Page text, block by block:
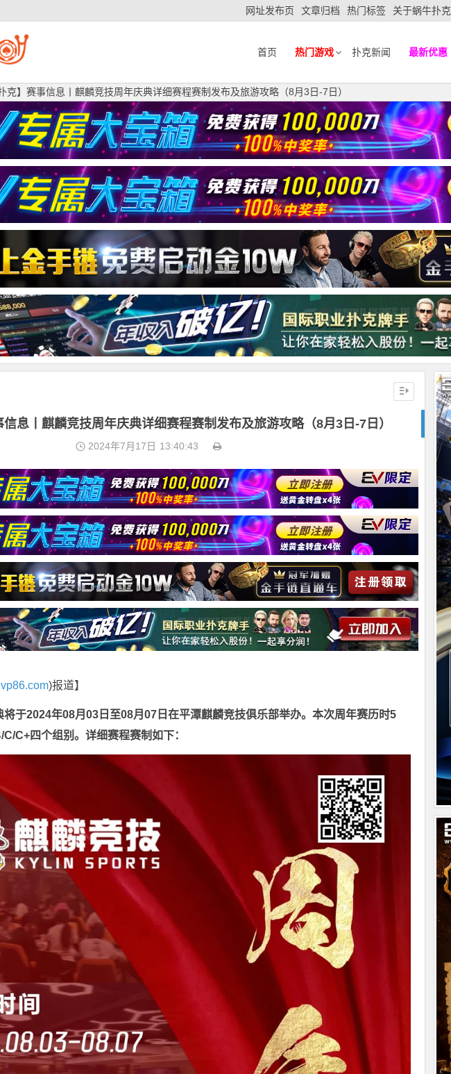
网址发布页 文章归档 热门标签 关于蜗牛扑克
首页 热门游戏 扑克新闻 最新优惠
扑克】赛事信息丨麒麟竞技周年庆典详细赛程赛制发布及旅游攻略（8月3日-7日）
信息丨麒麟竞技周年庆典详细赛程赛制发布及旅游攻略（8月3日-7日）
2024年7月17日 13:40:43
)报道】
将于2024年08月03日至08月07日 在平潭麒麟竞技俱乐部举办。 本次周年赛历时5
C/C+四个组别 。详细赛程赛制如下：